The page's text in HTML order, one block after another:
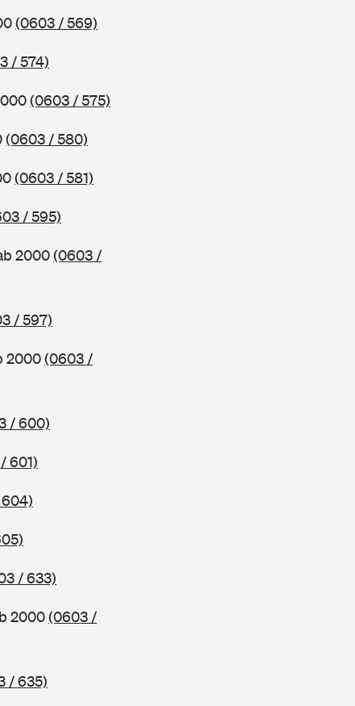
(0603 / 569)
/ 574)
(0603 / 575)
(0603 / 580)
(0603 / 581)
/ 595)
2000(0603 /
/ 597)
2000(0603 /
/ 600)
601)
/ 633)
2000(0603 /
/ 635)